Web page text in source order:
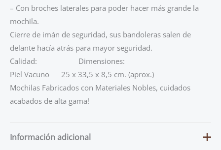
– Con broches laterales para poder hacer más grande la
mochila.
Cierre de imán de seguridad, sus bandoleras salen de
delante hacía atrás para mayor seguridad.
Calidad: Dimensiones:
Piel Vacuno 25 x 33,5 x 8,5 cm. (aprox.)
Mochilas Fabricados con Materiales Nobles, cuidados
acabados de alta gama!
Información adicional